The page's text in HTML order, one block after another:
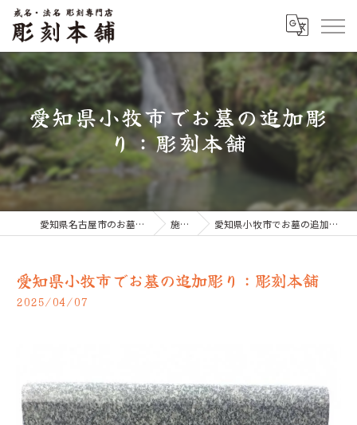
愛知県小牧市でお墓の追加彫
り：彫刻本舗
愛知県名古屋市のお墓なら彫刻本舗 施工例 愛知県小牧市でお墓の追加彫り：彫刻本舗
愛知県小牧市でお墓の追加彫り：彫刻本舗
2025/04/07